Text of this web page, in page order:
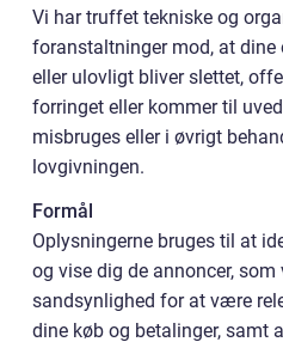
Vi har truffet tekniske og
foranstaltninger mod, at
eller ulovligt bliver slettet,
forringet eller kommer til
misbruges eller i øvrigt
lovgivningen.
Formål
Oplysningerne bruges til at
og vise dig de annoncer,
sandsynlighed for at være
dine køb og betalinger, samt